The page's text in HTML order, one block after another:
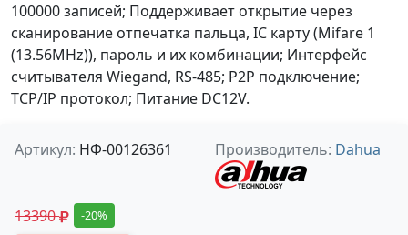
100000 записей; Поддерживает открытие через
сканирование отпечатка пальца, IC карту (Mifare 1
(13.56MHz)), пароль и их комбинации; Интерфейс
считывателя Wiegand, RS-485; P2P подключение;
TCP/IP протокол; Питание DC12V.
Артикул: НФ-00126361 Производитель: Dahua
13390 -20%